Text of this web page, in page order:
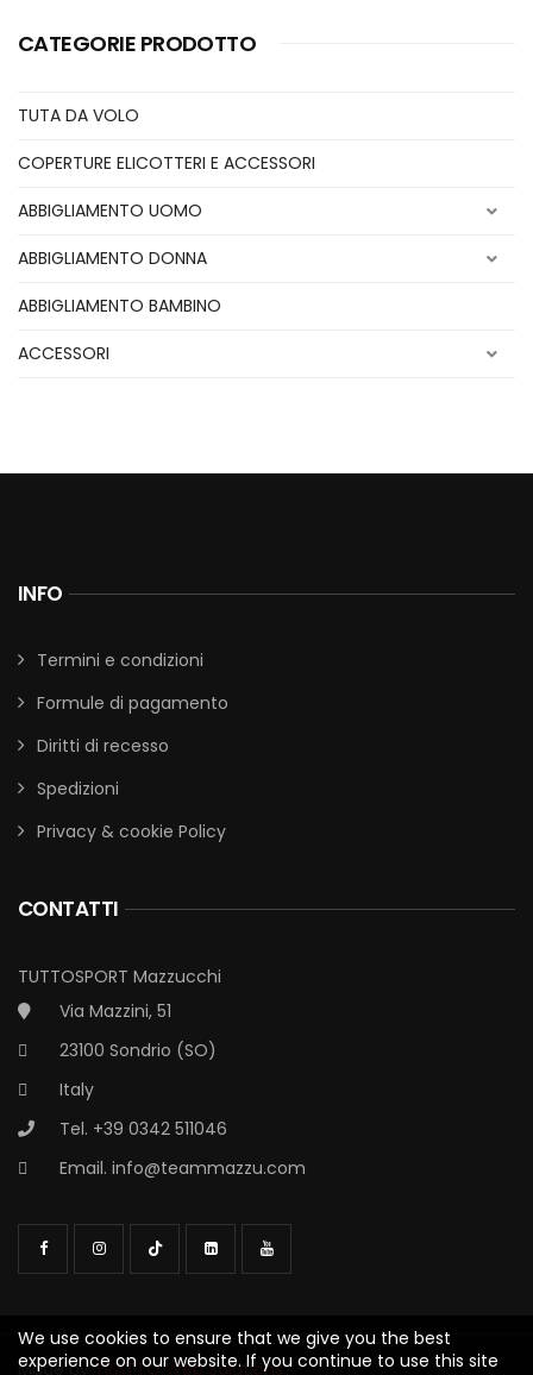
CATEGORIE PRODOTTO
TUTA DA VOLO
COPERTURE ELICOTTERI E ACCESSORI
ABBIGLIAMENTO UOMO
ABBIGLIAMENTO DONNA
ABBIGLIAMENTO BAMBINO
ACCESSORI
INFO
Termini e condizioni
Formule di pagamento
Diritti di recesso
Spedizioni
Privacy & cookie Policy
CONTATTI
TUTTOSPORT Mazzucchi
Via Mazzini, 51
23100 Sondrio (SO)
Italy
Tel. +39 0342 511046
Email. info@teammazzu.com
Made byTRATTO Web Solutions
We use cookies to ensure that we give you the best
experience on our website. If you continue to use this site